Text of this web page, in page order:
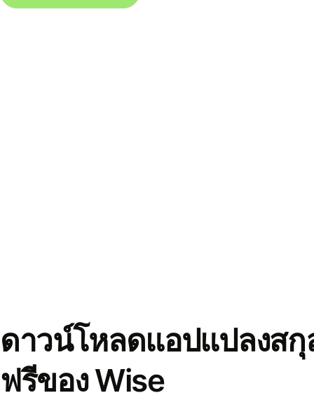
ดาวน์โหลดแอปแปลงสกุ
ฟรีของ Wise